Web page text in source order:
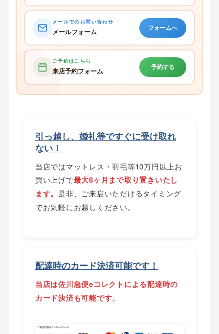
メールでのお問い合わせ
メールフォーム
フォームへ
ご予約はこちら
来店予約フォーム
予約する
引っ越し、婚礼等ですぐに受け取れ
ない！
当店ではマットレス・羽毛等10万円以上お
買い上げで最大6ヶ月まで取り置きいたし
ます。 是非、ご来店いただけるタイミング
でお気軽にお越しください。
配達時のカード決済可能です！
当店は佐川急便eコレクトによる配達時の
カード決済も可能です。